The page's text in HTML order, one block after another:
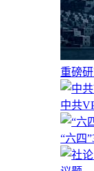
重磅
中共
“六四